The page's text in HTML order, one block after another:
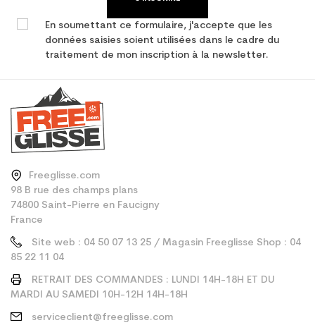
En soumettant ce formulaire, j'accepte que les
données saisies soient utilisées dans le cadre du
traitement de mon inscription à la newsletter.
Freeglisse.com
98 B rue des champs plans
74800 Saint-Pierre en Faucigny
France
Site web : 04 50 07 13 25 / Magasin Freeglisse Shop : 04
85 22 11 04
RETRAIT DES COMMANDES : LUNDI 14H-18H ET DU
MARDI AU SAMEDI 10H-12H 14H-18H
serviceclient@freeglisse.com